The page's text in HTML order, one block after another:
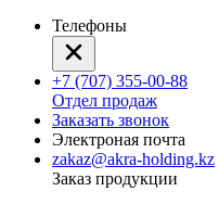
Телефоны
+7 (707) 355-00-88
Отдел продаж
Заказать звонок
Электроная почта
zakaz@akra-holding.kz
Заказ продукции